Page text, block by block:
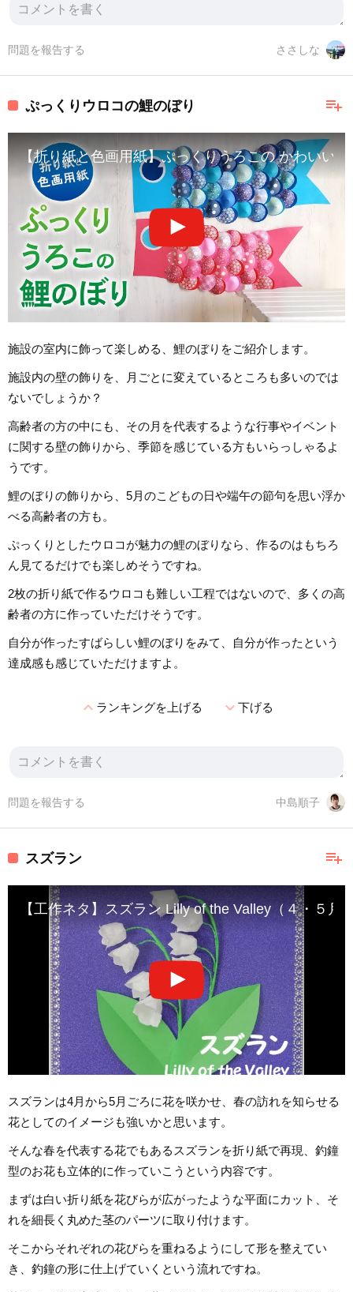
ささしな
問題を報告する
playlist_add
ぷっくりウロコの鯉のぼり
【折り紙と色画用紙】ぷっくりうろこの かわいい
施設の室内に飾って楽しめる、鯉のぼりをご紹介します。
施設内の壁の飾りを、月ごとに変えているところも多いのでは
ないでしょうか？
高齢者の方の中にも、その月を代表するような行事やイベント
に関する壁の飾りから、季節を感じている方もいらっしゃるよ
うです。
鯉のぼりの飾りから、5月のこどもの日や端午の節句を思い浮か
べる高齢者の方も。
ぷっくりとしたウロコが魅力の鯉のぼりなら、作るのはもちろ
ん見てるだけでも楽しめそうですね。
2枚の折り紙で作るウロコも難しい工程ではないので、多くの高
齢者の方に作っていただけそうです。
自分が作ったすばらしい鯉のぼりをみて、自分が作ったという
達成感も感じていただけますよ。
expand_lessランキングを上げる expand_more下げる
中島順子
問題を報告する
playlist_add
スズラン
【工作ネタ】スズラン Lilly of the Valley（４・５
スズランは4月から5月ごろに花を咲かせ、春の訪れを知らせる
花としてのイメージも強いかと思います。
そんな春を代表する花でもあるスズランを折り紙で再現、釣鐘
型のお花も立体的に作っていこうという内容です。
まずは白い折り紙を花びらが広がったような平面にカット、そ
れを細長く丸めた茎のパーツに取り付けます。
そこからそれぞれの花びらを重ねるようにして形を整えてい
き、釣鐘の形に仕上げていくという流れですね。